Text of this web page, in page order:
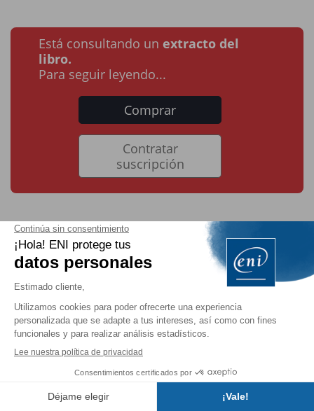
Está consultando un extracto del
libro.
Para seguir leyendo...
Comprar
Contratar
suscripción
Complemento de
implementación
La búsqueda de clases providers que deben ser
soportadas por la implementación elegida para
responder a las diferentes peticiones se realiza
recorriendo todas las clases accesibles para averiguar
si están anotadas con@Provider . Estas clases
pueden estar en el directorioWEB-INF/classesdel
proyecto, pero también en una librería a la que se haga